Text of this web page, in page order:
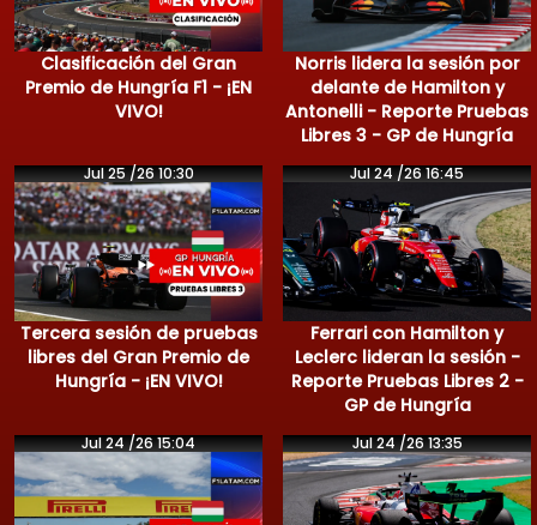
Clasificación del Gran
Premio de Hungría F1 - ¡EN
VIVO!
Norris lidera la sesión por
delante de Hamilton y
Antonelli - Reporte Pruebas
Libres 3 - GP de Hungría
Jul 25 /26 10:30
Tercera sesión de pruebas
libres del Gran Premio de
Hungría - ¡EN VIVO!
Jul 24 /26 16:45
Ferrari con Hamilton y
Leclerc lideran la sesión -
Reporte Pruebas Libres 2 -
GP de Hungría
Jul 24 /26 15:04 Jul 24 /26 13:35